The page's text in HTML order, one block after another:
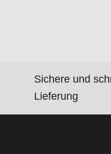
Sichere und
Lieferung